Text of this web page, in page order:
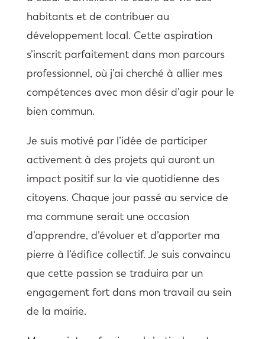
habitants et de contribuer au
développement local. Cette aspiration
s’inscrit parfaitement dans mon parcours
professionnel, où j’ai cherché à allier mes
compétences avec mon désir d’agir pour le
bien commun.
Je suis motivé par l’idée de participer
activement à des projets qui auront un
impact positif sur la vie quotidienne des
citoyens. Chaque jour passé au service de
ma commune serait une occasion
d’apprendre, d’évoluer et d’apporter ma
pierre à l’édifice collectif. Je suis convaincu
que cette passion se traduira par un
engagement fort dans mon travail au sein
de la mairie.